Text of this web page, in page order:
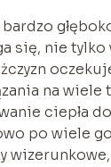
się, nie
na
ciepła
po wiele